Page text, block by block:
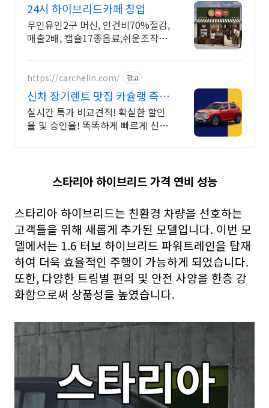
24시 하이브리드카페 창업
무인유인2구 머신, 인건비70%절감,
매출2배, 캡슐17종음료,쉬운조작,매
https://carchelin.com/ 광고
신차 장기렌트 맛집 카슐랭 즉시
출고 특가 프로모션GO!
실시간 특가 비교견적! 확실한 할인
율 및 승인율! 똑똑하게 빠르게 신차
스타리아 하이브리드 가격 연비 성능
스타리아 하이브리드는 친환경 차량을 선호하는
고객들을 위해 새롭게 추가된 모델입니다. 이번 모
델에서는 1.6 터보 하이브리드 파워트레인을 탑재
하여 더욱 효율적인 주행이 가능하게 되었습니다.
또한, 다양한 트림별 편의 및 안전 사양을 한층 강
화함으로써 상품성을 높였습니다.